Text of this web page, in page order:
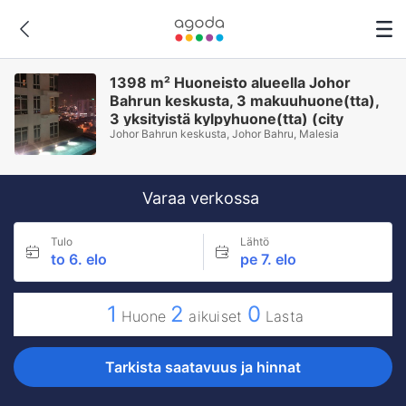
1398 m² Huoneisto alueella Johor
Bahrun keskusta, 3 makuuhuone(tta),
3 yksityistä kylpyhuone(tta) (city
DEsplanade apartment 3 room)
Johor Bahrun keskusta, Johor Bahru, Malesia
Varaa verkossa
Tulo
to 6. elo
Lähtö
pe 7. elo
1 Huone 2 aikuiset 0 Lasta
Tarkista saatavuus ja hinnat